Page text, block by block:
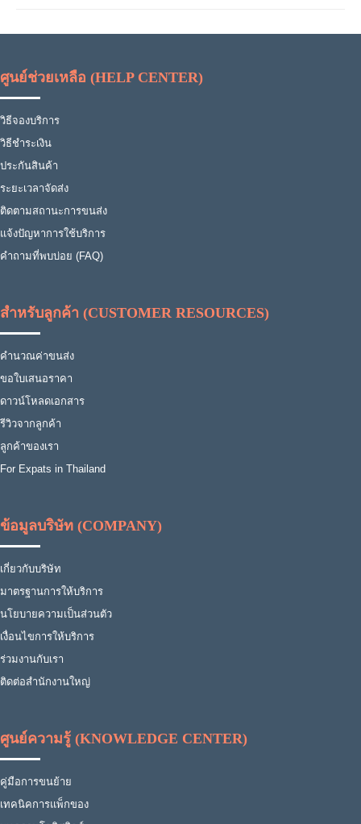
ศูนย์ช่วยเหลือ (HELP CENTER)
วิธีจองบริการ
วิธีชำระเงิน
ประกันสินค้า
ระยะเวลาจัดส่ง
ติดตามสถานะการขนส่ง
แจ้งปัญหาการใช้บริการ
คำถามที่พบบ่อย (FAQ)
สำหรับลูกค้า (CUSTOMER RESOURCES)
คำนวณค่าขนส่ง
ขอใบเสนอราคา
ดาวน์โหลดเอกสาร
รีวิวจากลูกค้า
ลูกค้าของเรา
For Expats in Thailand
ข้อมูลบริษัท (COMPANY)
เกี่ยวกับบริษัท
มาตรฐานการให้บริการ
นโยบายความเป็นส่วนตัว
เงื่อนไขการให้บริการ
ร่วมงานกับเรา
ติดต่อสำนักงานใหญ่
ศูนย์ความรู้ (KNOWLEDGE CENTER)
คู่มือการขนย้าย
เทคนิคการแพ็กของ